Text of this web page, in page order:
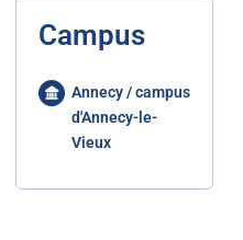
Campus
Annecy / campus
d'Annecy-le-
Vieux